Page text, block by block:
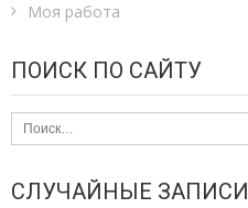
Моя работа
ПОИСК ПО САЙТУ
Найти:
СЛУЧАЙНЫЕ ЗАПИСИ